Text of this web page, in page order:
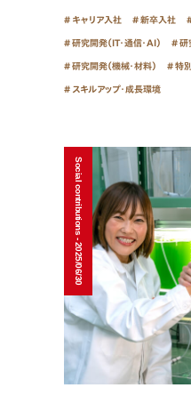
キャリア入社 新卒入社
研究開発（IT・通信・AI） 研
研究開発（機械・材料） 特
スキルアップ・成長環境
Social contributions - 2025/06/30